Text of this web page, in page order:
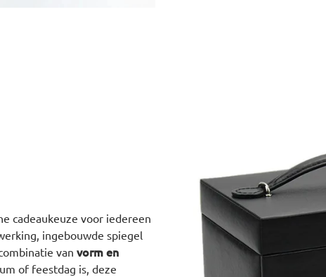
cadeaukeuze voor iedereen
ingebouwde spiegel
van vorm en
of feestdag is, deze